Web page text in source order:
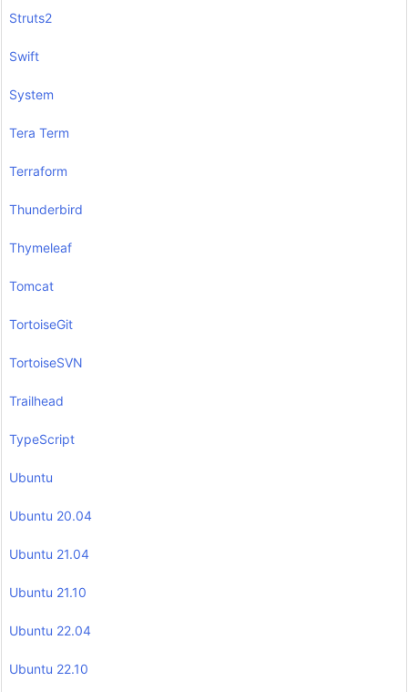
Struts2
Swift
System
Tera Term
Terraform
Thunderbird
Thymeleaf
Tomcat
TortoiseGit
TortoiseSVN
Trailhead
TypeScript
Ubuntu
Ubuntu 20.04
Ubuntu 21.04
Ubuntu 21.10
Ubuntu 22.04
Ubuntu 22.10